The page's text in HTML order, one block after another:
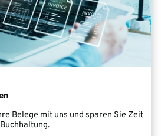
Belege mit uns und sparen Sie Zeit